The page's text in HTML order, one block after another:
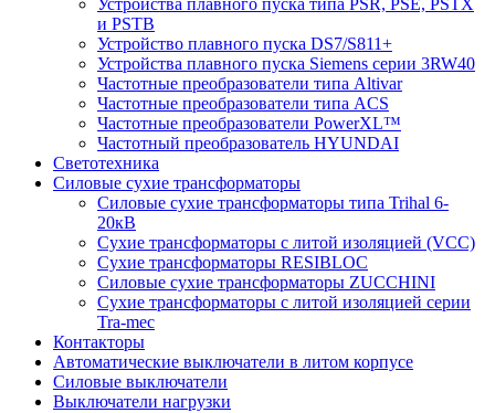
Устройства плавного пуска типа PSR, PSE, PSTX
и PSTB
Устройство плавного пуска DS7/S811+
Устройства плавного пуска Siemens серии 3RW40
Частотные преобразователи типа Altivar
Частотные преобразователи типа ACS
Частотные преобразователи PowerXL™
Частотный преобразователь HYUNDAI
Светотехника
Силовые сухие трансформаторы
Силовые сухие трансформаторы типа Trihal 6-
20кВ
Сухие трансформаторы с литой изоляцией (VCC)
Сухие трансформаторы RESIBLOC
Силовые сухие трансформаторы ZUCCHINI
Сухие трансформаторы с литой изоляцией серии
Tra-mec
Контакторы
Автоматические выключатели в литом корпусе
Силовые выключатели
Выключатели нагрузки